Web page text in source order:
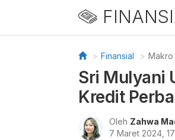
Finansial Makro
Sri Mulyani
Kredit
Oleh Zahwa
7 Maret 2024,